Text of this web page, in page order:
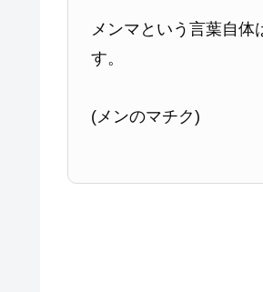
メンマという言葉自
す。
(メンのマチク)